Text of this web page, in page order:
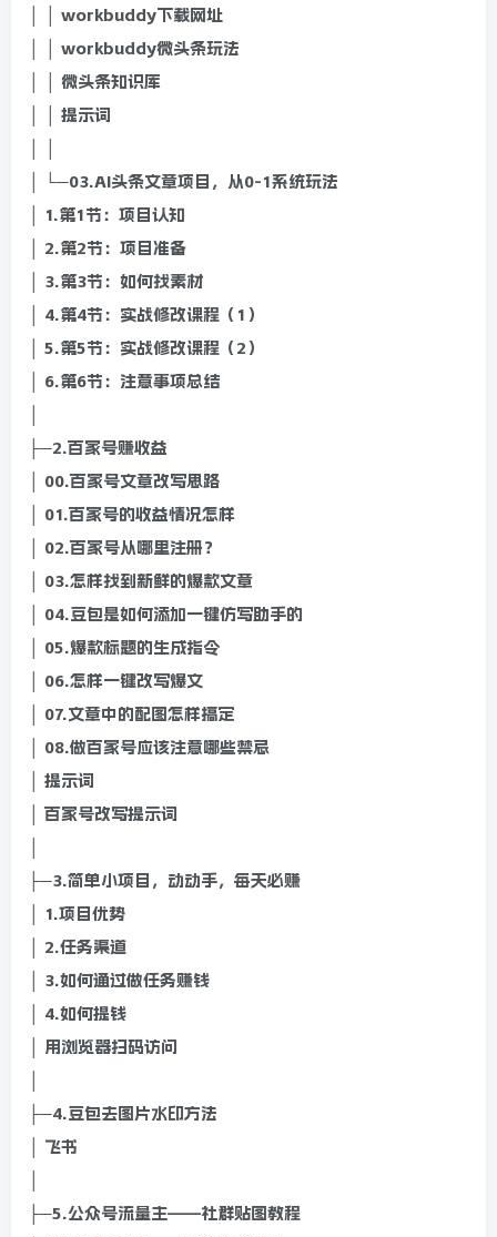
│ │ workbuddy下载网址
│ │ workbuddy微头条玩法
│ │ 微头条知识库
│ │ 提示词
│ └─03.AI头条文章项目，从0-1系统玩法
│ 1.第1节：项目认知
│ 2.第2节：项目准备
│ 3.第3节：如何找素材
│ 4.第4节：实战修改课程（1）
│ 5.第5节：实战修改课程（2）
│ 6.第6节：注意事项总结
├─2.百家号赚收益
│ 00.百家号文章改写思路
│ 01.百家号的收益情况怎样
│ 02.百家号从哪里注册？
│ 03.怎样找到新鲜的爆款文章
│ 04.豆包是如何添加一键仿写助手的
│ 05.爆款标题的生成指令
│ 06.怎样一键改写爆文
│ 07.文章中的配图怎样搞定
│ 08.做百家号应该注意哪些禁忌
│ 提示词
│ 百家号改写提示词
├─3.简单小项目，动动手，每天必赚
│ 1.项目优势
│ 2.任务渠道
│ 3.如何通过做任务赚钱
│ 4.如何提钱
│ 用浏览器扫码访问
├─4.豆包去图片水印方法
│ 飞书
├─5.公众号流量主——社群贴图教程